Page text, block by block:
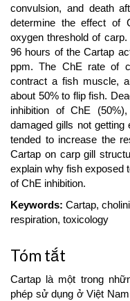
convulsion, and death
determine the effect of
oxygen threshold of
96 hours of the Cartap
ppm. The ChE rate of
contract a fish muscle,
about 50% to flip fish.
inhibition of ChE
damaged gills not getting
tended to increase the
Cartap on carp gill
explain why fish exposed
of ChE inhibition.
Keywords: Cartap,
respiration, toxicology
Tóm tắt
Cartap là một trong
phép sử dụng ở Việt